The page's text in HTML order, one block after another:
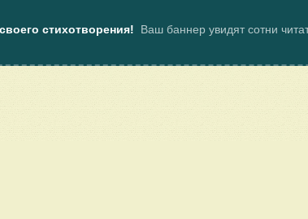
стихотворения! Ваш баннер увидят сотни